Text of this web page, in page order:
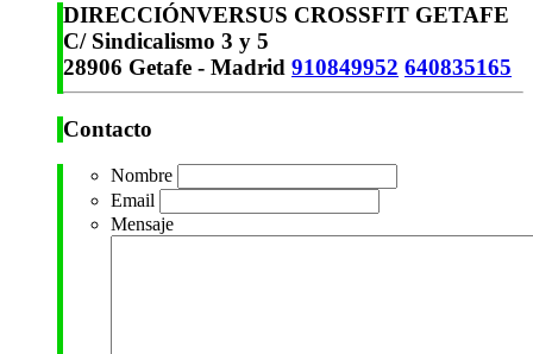
DIRECCIÓNVERSUS CROSSFIT GETAFE
C/ Sindicalismo 3 y 5
28906 Getafe - Madrid 910849952 640835165
Contacto
Nombre
Email
Mensaje